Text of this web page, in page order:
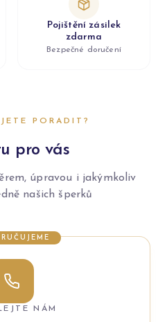
Pojištění zásilek
zdarma
Bezpečné doručení
PORADIT?
pro vás
úpravou i jakýmkoliv
našich šperků
NÁM